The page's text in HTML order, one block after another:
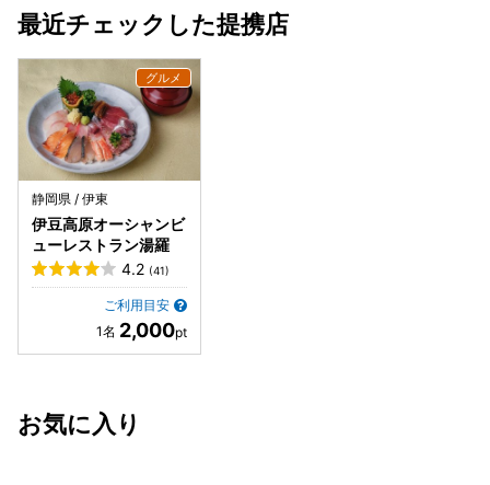
最近チェックした提携店
静岡県 / 伊東
伊豆高原オーシャンビ
ューレストラン湯羅
4.2 (41)
ご利用目安
2,000
お気に入り